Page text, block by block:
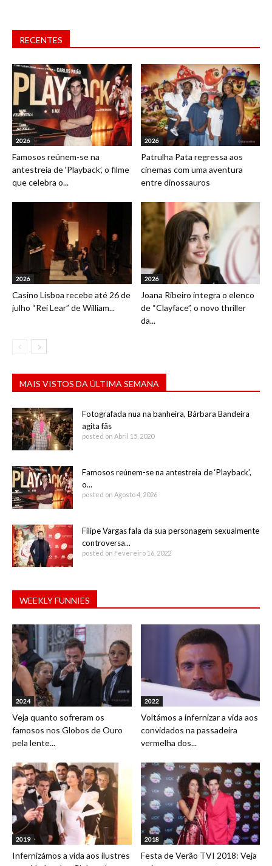
RECENTES
2026
Famosos reúnem-se na
antestreia de ‘Playback’, o filme
que celebra o...
2026
Patrulha Pata regressa aos
cinemas com uma aventura
entre dinossauros
2026
Casino Lisboa recebe até 26 de
julho “Rei Lear” de William...
2026
Joana Ribeiro integra o elenco
de “Clayface”, o novo thriller
da...
MAIS VISTOS DA ÚLTIMA SEMANA
Fotografada nua na banheira, Bárbara Bandeira
agita fãs
posted on Abril 15, 2020
Famosos reúnem-se na antestreia de ‘Playback’,
o...
posted on Agosto 4, 2026
Filipe Vargas fala da sua personagem sexualmente
controversa...
posted on Fevereiro 16, 2022
WEEKLY FUNNIES
2024
Veja quanto sofreram os
famosos nos Globos de Ouro
pela lente...
2022
Voltámos a infernizar a vida aos
convidados na passadeira
vermelha dos...
2019
Infernizámos a vida aos ilustres
2018
Festa de Verão TVI 2018: Veja